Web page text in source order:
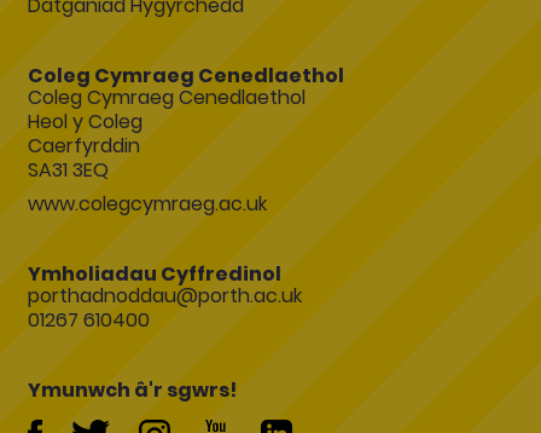
Coleg Cymraeg Cenedlaethol
Coleg Cymraeg Cenedlaethol
Heol y Coleg
Caerfyrddin
SA31 3EQ
www.colegcymraeg.ac.uk
Ymholiadau Cyffredinol
porthadnoddau@porth.ac.uk
01267 610400
Ymunwch â'r sgwrs!